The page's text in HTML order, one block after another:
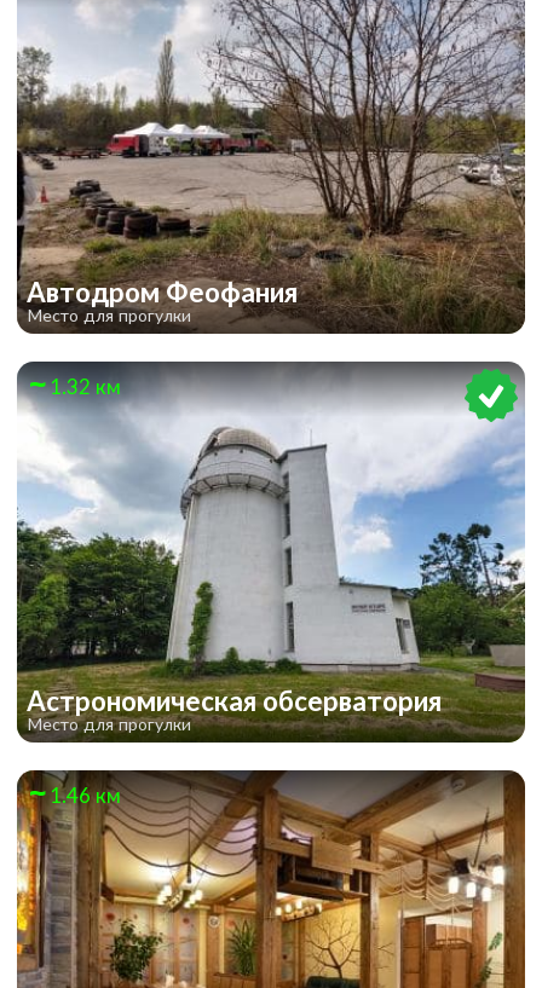
Автодром Феофания
Место для прогулки
1.32 км
Астрономическая обсерватория
Место для прогулки
1.46 км